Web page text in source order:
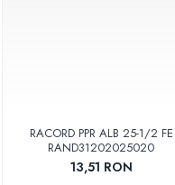
RACORD PPR ALB 25-1/2 FE
RAND31202025020
13,51 RON